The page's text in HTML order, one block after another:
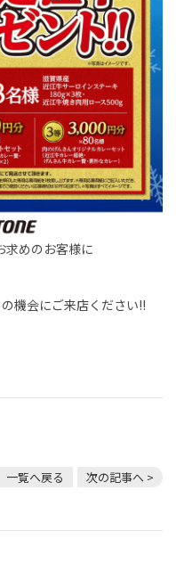
めのお客様に
機会にご来店ください!!
一覧へ戻る 次の記事へ >